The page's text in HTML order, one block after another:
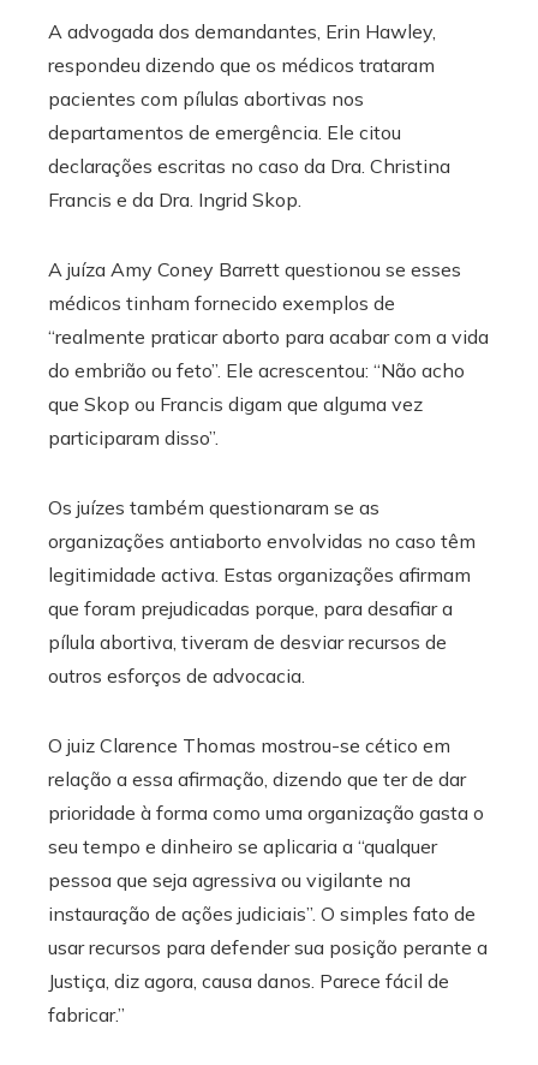
A advogada dos demandantes, Erin Hawley,
respondeu dizendo que os médicos trataram
pacientes com pílulas abortivas nos
departamentos de emergência. Ele citou
declarações escritas no caso da Dra. Christina
Francis e da Dra. Ingrid Skop.
A juíza Amy Coney Barrett questionou se esses
médicos tinham fornecido exemplos de
“realmente praticar aborto para acabar com a vida
do embrião ou feto”. Ele acrescentou: “Não acho
que Skop ou Francis digam que alguma vez
participaram disso”.
Os juízes também questionaram se as
organizações antiaborto envolvidas no caso têm
legitimidade activa. Estas organizações afirmam
que foram prejudicadas porque, para desafiar a
pílula abortiva, tiveram de desviar recursos de
outros esforços de advocacia.
O juiz Clarence Thomas mostrou-se cético em
relação a essa afirmação, dizendo que ter de dar
prioridade à forma como uma organização gasta o
seu tempo e dinheiro se aplicaria a “qualquer
pessoa que seja agressiva ou vigilante na
instauração de ações judiciais”. O simples fato de
usar recursos para defender sua posição perante a
Justiça, diz agora, causa danos. Parece fácil de
fabricar.”